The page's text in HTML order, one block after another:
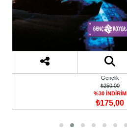
Gençlik
₺250,00
%30 İNDİRİM
₺175,00